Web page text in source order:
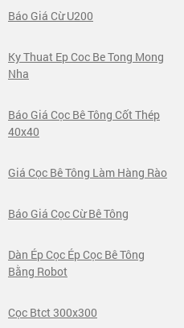
Báo Giá Cừ U200
Ky Thuat Ep Coc Be Tong Mong
Nha
Báo Giá Cọc Bê Tông Cốt Thép
40x40
Giá Cọc Bê Tông Làm Hàng Rào
Báo Giá Cọc Cừ Bê Tông
Dàn Ép Cọc Ép Cọc Bê Tông
Bằng Robot
Cọc Btct 300x300